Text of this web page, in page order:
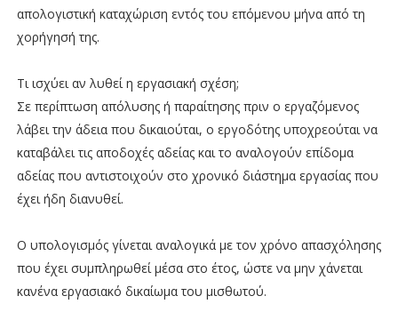
απολογιστική καταχώριση εντός του επόμενου μήνα από τη
χορήγησή της.
Τι ισχύει αν λυθεί η εργασιακή σχέση;
Σε περίπτωση απόλυσης ή παραίτησης πριν ο εργαζόμενος
λάβει την άδεια που δικαιούται, ο εργοδότης υποχρεούται να
καταβάλει τις αποδοχές αδείας και το αναλογούν επίδομα
αδείας που αντιστοιχούν στο χρονικό διάστημα εργασίας που
έχει ήδη διανυθεί.
Ο υπολογισμός γίνεται αναλογικά με τον χρόνο απασχόλησης
που έχει συμπληρωθεί μέσα στο έτος, ώστε να μην χάνεται
κανένα εργασιακό δικαίωμα του μισθωτού.